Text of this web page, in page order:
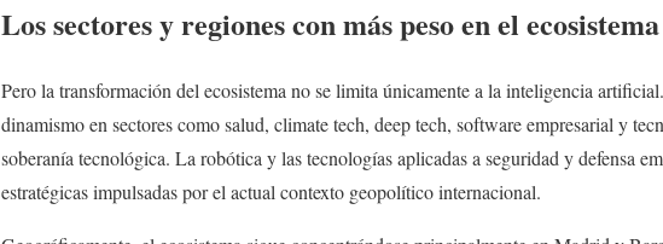
Los sectores y regiones con más peso en el
Pero la transformación del ecosistema no se limita únicamente a la inteligencia
dinamismo en sectores como salud, climate tech, deep tech, software empresarial y
soberanía tecnológica. La robótica y las tecnologías aplicadas a seguridad y defensa
estratégicas impulsadas por el actual contexto geopolítico internacional.